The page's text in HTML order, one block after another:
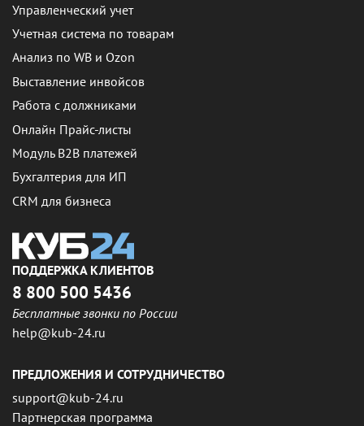
Управленческий учет
Учетная система по товарам
Анализ по WB и Ozon
Выставление инвойсов
Работа с должниками
Онлайн Прайс-листы
Модуль B2B платежей
Бухгалтерия для ИП
CRM для бизнеса
ПОДДЕРЖКА КЛИЕНТОВ
8 800 500 5436
Бесплатные звонки по России
help@kub-24.ru
ПРЕДЛОЖЕНИЯ И СОТРУДНИЧЕСТВО
support@kub-24.ru
Партнерская программа